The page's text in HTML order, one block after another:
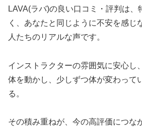
LAVA(ラバ)の良い口コミ・評判は、
く、あなたと同じように不安を感じ
人たちのリアルな声です。
インストラクターの雰囲気に安心し
体を動かし、少しずつ体が変わって
る。
その積み重ねが、今の高評価につな